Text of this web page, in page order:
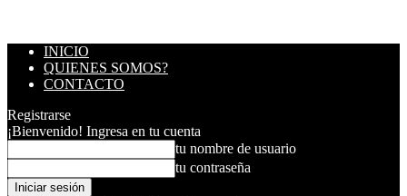
INICIO
QUIENES SOMOS?
CONTACTO
Registrarse
¡Bienvenido! Ingresa en tu cuenta
tu nombre de usuario
tu contraseña